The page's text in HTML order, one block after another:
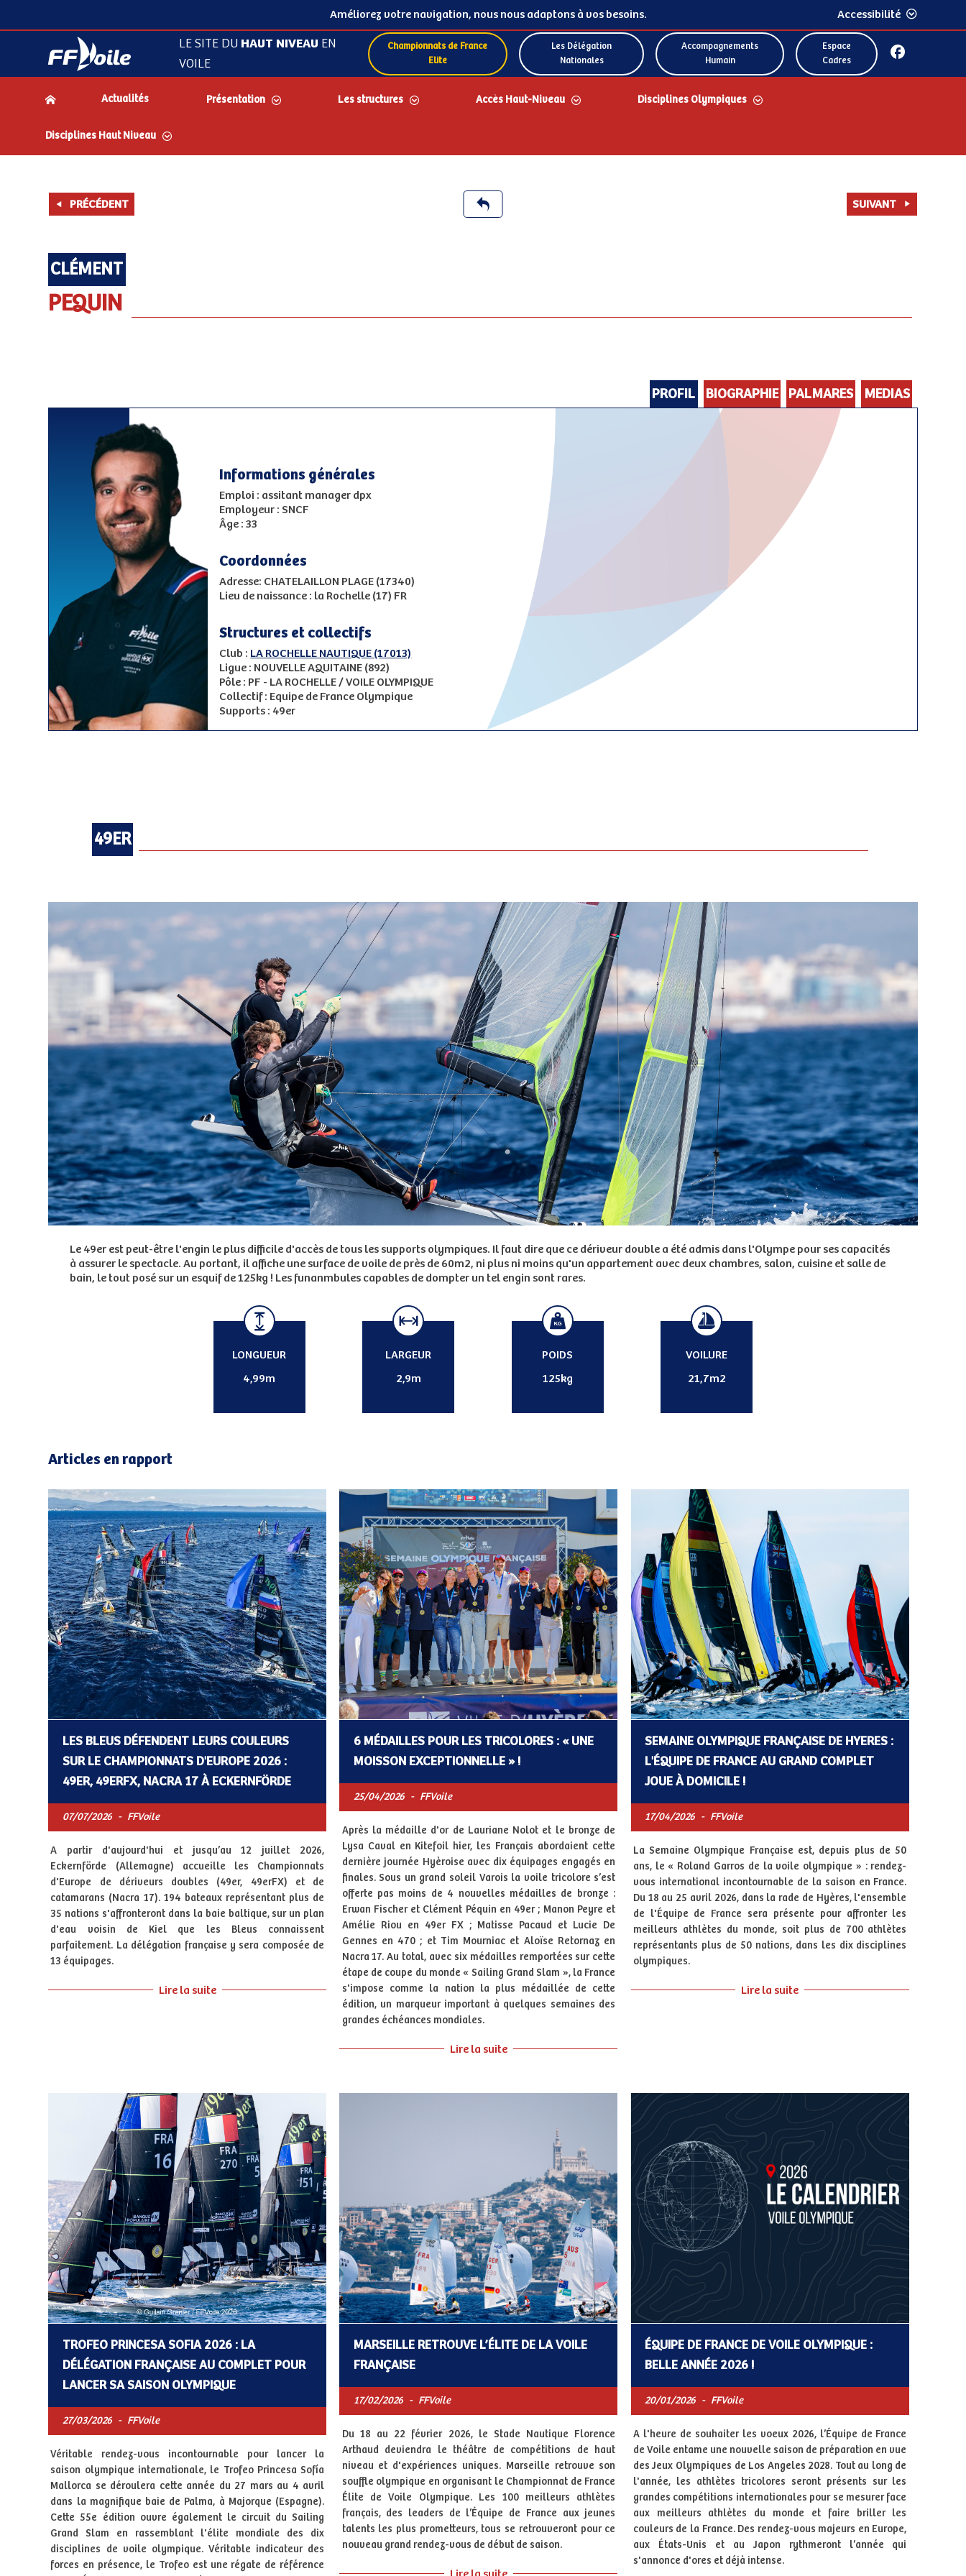
Améliorez votre navigation, nous nous adaptons à vos besoins. Accessibilité
LE SITE DU HAUT NIVEAU EN
VOILE
Championnats de France
Elite
Les Délégation
Nationales
Accompagnements
Humain
Espace
Cadres
Actualités Présentation Les structures Accès Haut-Niveau Disciplines Olympiques
Disciplines Haut Niveau
PRÉCÉDENT SUIVANT
CLÉMENT
PEQUIN
PROFIL BIOGRAPHIE PALMARES MEDIAS
Informations générales
Emploi : assitant manager dpx
Employeur : SNCF
Âge : 33
Coordonnées
Adresse: CHATELAILLON PLAGE (17340)
Lieu de naissance : la Rochelle (17) FR
Structures et collectifs
Club : LA ROCHELLE NAUTIQUE (17013)
Ligue : NOUVELLE AQUITAINE (892)
Pôle : PF - LA ROCHELLE / VOILE OLYMPIQUE
Collectif : Equipe de France Olympique
Supports : 49er
49ER
Le 49er est peut-être l'engin le plus difficile d'accès de tous les supports olympiques. Il faut dire que ce dériveur double a été admis dans l'Olympe pour ses capacités
à assurer le spectacle. Au portant, il affiche une surface de voile de près de 60m2, ni plus ni moins qu'un appartement avec deux chambres, salon, cuisine et salle de
bain, le tout posé sur un esquif de 125kg ! Les funanmbules capables de dompter un tel engin sont rares.
LONGUEUR
4,99m
LARGEUR
2,9m
POIDS
125kg
VOILURE
21,7m2
Articles en rapport
LES BLEUS DÉFENDENT LEURS COULEURS
SUR LE CHAMPIONNATS D'EUROPE 2026 :
49ER, 49ERFX, NACRA 17 À ECKERNFÖRDE
07/07/2026 - FFVoile
A partir d'aujourd'hui et jusqu’au 12 juillet 2026,
Eckernförde (Allemagne) accueille les Championnats
d'Europe de dériveurs doubles (49er, 49erFX) et de
catamarans (Nacra 17). 194 bateaux représentant plus de
35 nations s'affronteront dans la baie baltique, sur un plan
d'eau voisin de Kiel que les Bleus connaissent
parfaitement. La délégation française y sera composée de
13 équipages.
Lire la suite
6 MÉDAILLES POUR LES TRICOLORES : « UNE
MOISSON EXCEPTIONNELLE » !
25/04/2026 - FFVoile
Après la médaille d'or de Lauriane Nolot et le bronze de
Lysa Caval en Kitefoil hier, les Français abordaient cette
dernière journée Hyèroise avec dix équipages engagés en
finales. Sous un grand soleil Varois la voile tricolore s’est
offerte pas moins de 4 nouvelles médailles de bronze :
Erwan Fischer et Clément Péquin en 49er ; Manon Peyre et
Amélie Riou en 49er FX ; Matisse Pacaud et Lucie De
Gennes en 470 ; et Tim Mourniac et Aloïse Retornaz en
Nacra 17. Au total, avec six médailles remportées sur cette
étape de coupe du monde « Sailing Grand Slam », la France
s'impose comme la nation la plus médaillée de cette
édition, un marqueur important à quelques semaines des
grandes échéances mondiales.
Lire la suite
SEMAINE OLYMPIQUE FRANÇAISE DE HYERES :
L'ÉQUIPE DE FRANCE AU GRAND COMPLET
JOUE À DOMICILE !
17/04/2026 - FFVoile
La Semaine Olympique Française est, depuis plus de 50
ans, le « Roland Garros de la voile olympique » : rendez-
vous international incontournable de la saison en France.
Du 18 au 25 avril 2026, dans la rade de Hyères, l'ensemble
de l'Équipe de France sera présente pour affronter les
meilleurs athlètes du monde, soit plus de 700 athlètes
représentants plus de 50 nations, dans les dix disciplines
olympiques.
Lire la suite
TROFEO PRINCESA SOFIA 2026 : LA
DÉLÉGATION FRANÇAISE AU COMPLET POUR
LANCER SA SAISON OLYMPIQUE
27/03/2026 - FFVoile
Véritable rendez-vous incontournable pour lancer la
saison olympique internationale, le Trofeo Princesa Sofía
Mallorca se déroulera cette année du 27 mars au 4 avril
dans la magnifique baie de Palma, à Majorque (Espagne).
Cette 55e édition ouvre également le circuit du Sailing
Grand Slam en rassemblant l'élite mondiale des dix
disciplines de voile olympique. Véritable indicateur des
forces en présence, le Trofeo est une régate de référence
MARSEILLE RETROUVE L’ÉLITE DE LA VOILE
FRANÇAISE
17/02/2026 - FFVoile
Du 18 au 22 février 2026, le Stade Nautique Florence
Arthaud deviendra le théâtre de compétitions de haut
niveau et d'expériences uniques. Marseille retrouve son
souffle olympique en organisant le Championnat de France
Élite de Voile Olympique. Les 100 meilleurs athlètes
français, des leaders de l’Équipe de France aux jeunes
talents les plus prometteurs, tous se retrouveront pour ce
nouveau grand rendez-vous de début de saison.
ÉQUIPE DE FRANCE DE VOILE OLYMPIQUE :
BELLE ANNÉE 2026 !
20/01/2026 - FFVoile
A l'heure de souhaiter les voeux 2026, l’Équipe de France
de Voile entame une nouvelle saison de préparation en vue
des Jeux Olympiques de Los Angeles 2028. Tout au long de
l'année, les athlètes tricolores seront présents sur les
grandes compétitions internationales pour se mesurer face
aux meilleurs athlètes du monde et faire briller les
couleurs de la France. Des rendez-vous majeurs en Europe,
aux États-Unis et au Japon rythmeront l’année qui
s'annonce d'ores et déjà intense.